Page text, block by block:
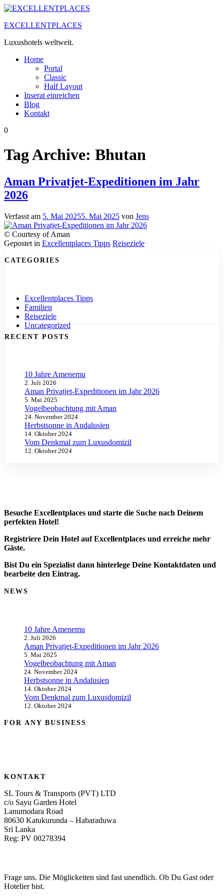
Zum
springen
EXCELLENTPLACES
Luxushotels weltweit.
Home
Portal
Classic
Half Layout
Inserat einreichen
Blog
Kontakt
0
Tag Archive: Bhutan
Aman Privatjet-Expeditionen im Jahr
2026
Verfasst am 5. Mai 20255. Mai 2025 von Jens
© Courtesy of Aman
Gepostet in Excellentplaces Tipps Reiseziele
CATEGORIES
Excellentplaces Tipps
Familien
Reiseziele
Uncategorized
RECENT POSTS
10 Jahre Amenemu
2. Juli 2026
Aman Privatjet-Expeditionen im Jahr 2026
5. Mai 2025
Vogelbeobachtung mit Aman
24. November 2024
Herbstsonne in Andalusien
14. Oktober 2024
Vom Denkmal zum Luxusdomizil
12. Oktober 2024
Besuche Excellentplaces und starte die Suche nach Deinem
perfekten Hotel!
Registriere Dein Hotel auf Excellentplaces und erreiche mehr
Gäste.
Bist Du ein Spezialist dann hinterlege Deine Kontaktdaten und
bearbeite den Eintrag.
NEWS
10 Jahre Amenemu
2. Juli 2026
Aman Privatjet-Expeditionen im Jahr 2026
5. Mai 2025
Vogelbeobachtung mit Aman
24. November 2024
Herbstsonne in Andalusien
14. Oktober 2024
Vom Denkmal zum Luxusdomizil
12. Oktober 2024
FOR ANY BUSINESS
KONTAKT
SL Tours & Transports (PVT) LTD
c/o Sayu Garden Hotel
Lanumodara Road
80630 Katukurunda – Habaraduwa
Sri Lanka
Reg: PV 00278394
Frage uns. Die Möglickeiten sind fast unendlich. Ob Du Gast oder
Hotelier bist.